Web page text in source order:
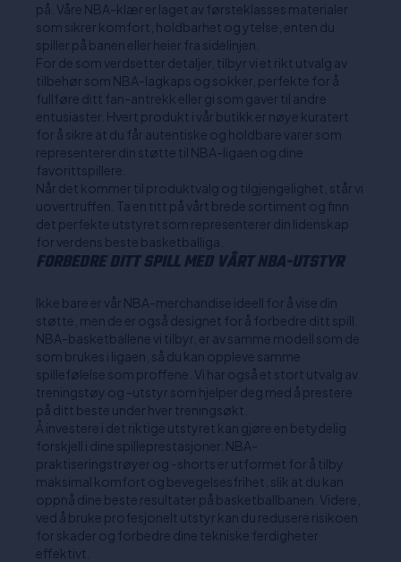
på. Våre NBA-klær er laget av førsteklasses materialer
som sikrer komfort, holdbarhet og ytelse, enten du
spiller på banen eller heier fra sidelinjen.
For de som verdsetter detaljer, tilbyr vi et rikt utvalg av
tilbehør som NBA-lagkaps og sokker, perfekte for å
fullføre ditt fan-antrekk eller gi som gaver til andre
entusiaster. Hvert produkt i vår butikk er nøye kuratert
for å sikre at du får autentiske og holdbare varer som
representerer din støtte til NBA-ligaen og dine
favorittspillere.
Når det kommer til produktvalg og tilgjengelighet, står vi
uovertruffen. Ta en titt på vårt brede sortiment og finn
det perfekte utstyret som representerer din lidenskap
for verdens beste basketballiga.
FORBEDRE DITT SPILL MED VÅRT NBA-UTSTYR
Ikke bare er vår NBA-merchandise ideell for å vise din
støtte, men de er også designet for å forbedre ditt spill.
NBA-basketballene vi tilbyr, er av samme modell som de
som brukes i ligaen, så du kan oppleve samme
spillefølelse som proffene. Vi har også et stort utvalg av
treningstøy og -utstyr som hjelper deg med å prestere
på ditt beste under hver treningsøkt.
Å investere i det riktige utstyret kan gjøre en betydelig
forskjell i dine spilleprestasjoner. NBA-
praktiseringstrøyer og -shorts er utformet for å tilby
maksimal komfort og bevegelsesfrihet, slik at du kan
oppnå dine beste resultater på basketballbanen. Videre,
ved å bruke profesjonelt utstyr kan du redusere risikoen
for skader og forbedre dine tekniske ferdigheter
effektivt.